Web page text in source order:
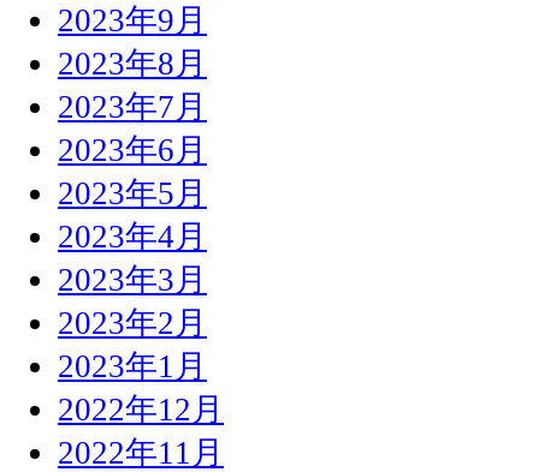
2023年9月
2023年8月
2023年7月
2023年6月
2023年5月
2023年4月
2023年3月
2023年2月
2023年1月
2022年12月
2022年11月